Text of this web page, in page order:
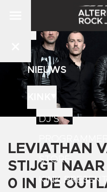
NIEUWS
DJ'S
STORE
KINK
LEVIATHAN
STIJGT
0 IN DE